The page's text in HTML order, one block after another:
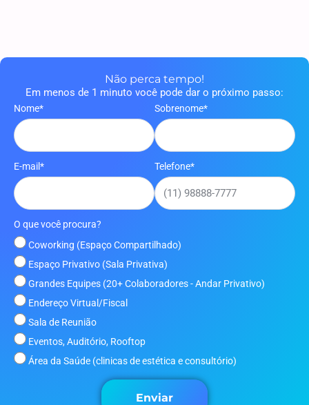
Não perca tempo!
Em menos de 1 minuto você pode dar o próximo passo:
Nome* Sobrenome*
E-mail* Telefone*
O que você procura?
Coworking (Espaço Compartilhado)
Espaço Privativo (Sala Privativa)
Grandes Equipes (20+ Colaboradores - Andar Privativo)
Endereço Virtual/Fiscal
Sala de Reunião
Eventos, Auditório, Rooftop
Área da Saúde (clinicas de estética e consultório)
Enviar